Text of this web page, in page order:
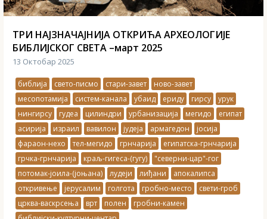
ТРИ НАЈЗНАЧАЈНИЈА ОТКРИЋА АРХЕОЛОГИЈЕ
БИБЛИЈСКОГ СВЕТА –март 2025
13 Октобар 2025
библија свето-писмо стари-завет
ново-завет
месопотамија
систем-канала убаид ериду гирсу
урук
нингирсу
гудеа цилиндри урбанизација мегидо
египат
асирија
израил вавилон јудеја армагедон
јосија
фараон-нехо
тел-мегидо грнчарија
египатска-грнчарија
грчка-грнчарија
краљ-гигеса-(гугу)
"северни-цар"-гог
потомак-јоила-(јоњана)
лудеји лиђани
апокалипса
откривење
јерусалим голгота гробно-место
свети-гроб
црква-васкрсења
врт полен
гробни-камен